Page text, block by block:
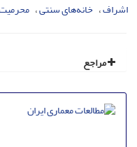
اشراف خانه‌های سنتی
مراجع